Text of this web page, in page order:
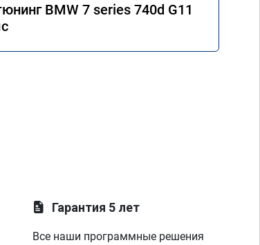
BMW 7 series 740d G11
Гарантия 5 лет
Все наши программные решения